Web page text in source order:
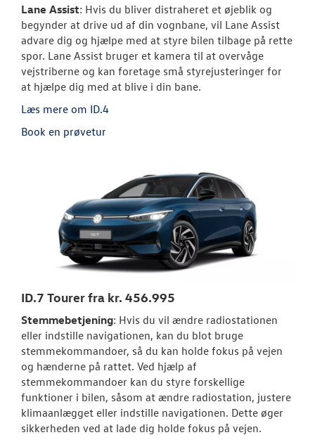
Lane Assist: Hvis du bliver distraheret et øjeblik og
begynder at drive ud af din vognbane, vil Lane Assist
advare dig og hjælpe med at styre bilen tilbage på rette
spor. Lane Assist bruger et kamera til at overvåge
vejstriberne og kan foretage små styrejusteringer for
at hjælpe dig med at blive i din bane.
Læs mere om ID.4
Book en prøvetur
ID.7 Tourer fra kr. 456.995
Stemmebetjening: Hvis du vil ændre radiostationen
eller indstille navigationen, kan du blot bruge
stemmekommandoer, så du kan holde fokus på vejen
og hænderne på rattet. Ved hjælp af
stemmekommandoer kan du styre forskellige
funktioner i bilen, såsom at ændre radiostation, justere
klimaanlægget eller indstille navigationen. Dette øger
sikkerheden ved at lade dig holde fokus på vejen.